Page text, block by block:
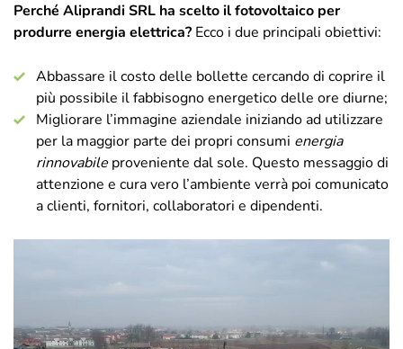
Perché Aliprandi SRL ha scelto il fotovoltaico per
produrre energia elettrica? Ecco i due principali obiettivi:
Abbassare il costo delle bollette cercando di coprire il
più possibile il fabbisogno energetico delle ore diurne;
Migliorare l’immagine aziendale iniziando ad utilizzare
per la maggior parte dei propri consumi energia
rinnovabile proveniente dal sole. Questo messaggio di
attenzione e cura vero l’ambiente verrà poi comunicato
a clienti, fornitori, collaboratori e dipendenti.